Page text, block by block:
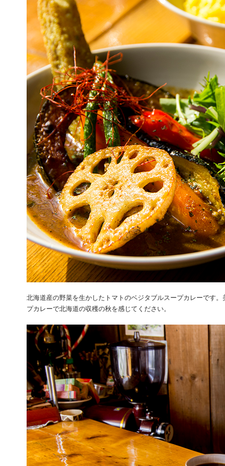
北海道産の野菜を生かしたトマトのベジタブルスープカレーです
プカレーで北海道の収穫の秋を感じてください。